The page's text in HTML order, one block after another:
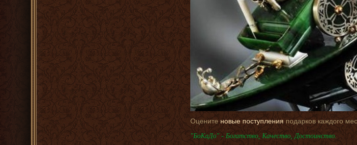
Оценитеновые поступления подарков каждого
"БоКаДо" - Богатство, Качество, Достоинство.